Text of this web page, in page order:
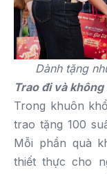
Dành tặng
Trao đi và
Trong khuôn
trao tặng 100
Mỗi phần quà
thiết thực cho